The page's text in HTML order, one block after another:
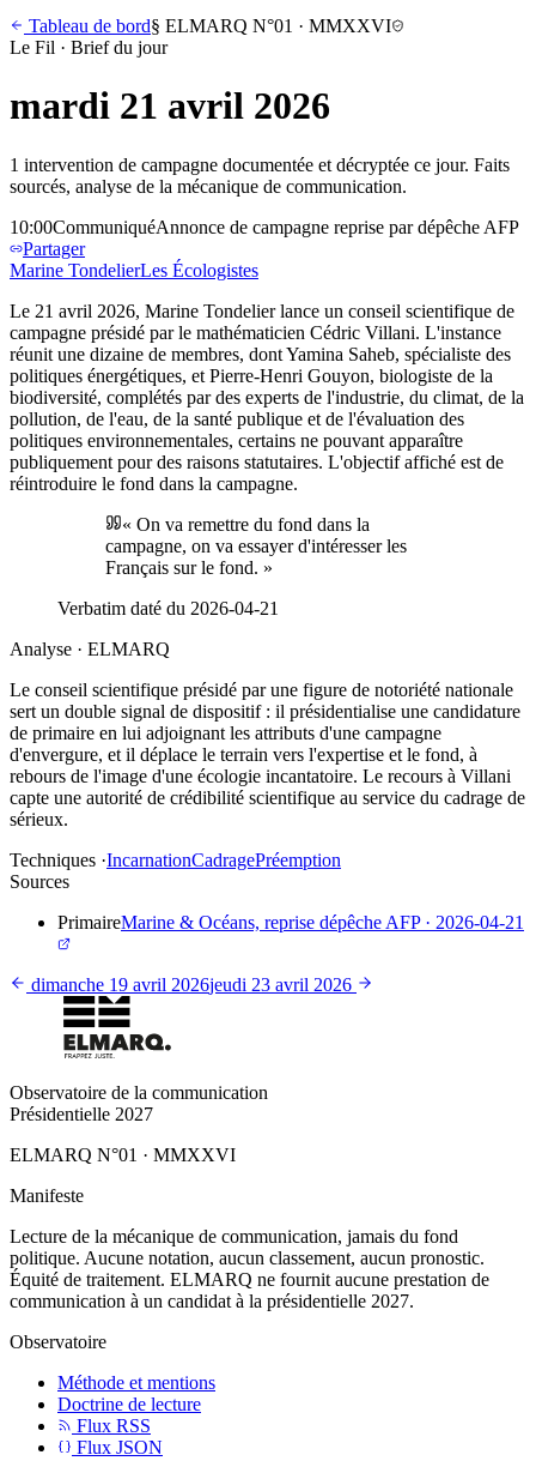
Tableau de bord§ ELMARQ N°01 · MMXXVI
Le Fil · Brief du jour
mardi 21 avril 2026
1 intervention de campagne documentée et décryptée ce jour. Faits
sourcés, analyse de la mécanique de communication.
10:00CommuniquéAnnonce de campagne reprise par dépêche AFP
Partager
Marine TondelierLes Écologistes
Le 21 avril 2026, Marine Tondelier lance un conseil scientifique de
campagne présidé par le mathématicien Cédric Villani. L'instance
réunit une dizaine de membres, dont Yamina Saheb, spécialiste des
politiques énergétiques, et Pierre-Henri Gouyon, biologiste de la
biodiversité, complétés par des experts de l'industrie, du climat, de la
pollution, de l'eau, de la santé publique et de l'évaluation des
politiques environnementales, certains ne pouvant apparaître
publiquement pour des raisons statutaires. L'objectif affiché est de
réintroduire le fond dans la campagne.
« On va remettre du fond dans la
campagne, on va essayer d'intéresser les
Français sur le fond. »
Verbatim daté du 2026-04-21
Analyse · ELMARQ
Le conseil scientifique présidé par une figure de notoriété nationale
sert un double signal de dispositif : il présidentialise une candidature
de primaire en lui adjoignant les attributs d'une campagne
d'envergure, et il déplace le terrain vers l'expertise et le fond, à
rebours de l'image d'une écologie incantatoire. Le recours à Villani
capte une autorité de crédibilité scientifique au service du cadrage de
sérieux.
Techniques ·IncarnationCadragePréemption
Sources
PrimaireMarine & Océans, reprise dépêche AFP· 2026-04-21
dimanche 19 avril 2026jeudi 23 avril 2026
Observatoire de la communication
Présidentielle 2027
ELMARQ N°01 · MMXXVI
Manifeste
Lecture de la mécanique de communication, jamais du fond
politique. Aucune notation, aucun classement, aucun pronostic.
Équité de traitement. ELMARQ ne fournit aucune prestation de
communication à un candidat à la présidentielle 2027.
Observatoire
Méthode et mentions
Doctrine de lecture
Flux RSS
Flux JSON